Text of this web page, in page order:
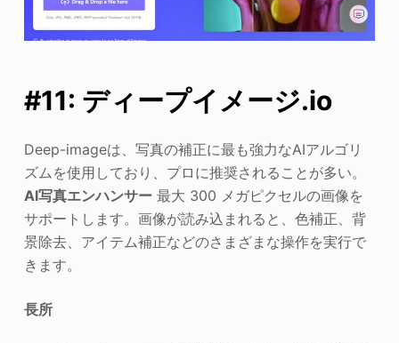
#11: ディープイメージ.io
Deep-imageは、写真の補正に最も強力なAIアルゴリ
ズムを使用しており、プロに推奨されることが多い。
AI写真エンハンサー最大 300 メガピクセルの画像を
サポートします。画像が読み込まれると、色補正、背
景除去、アイテム補正などのさまざまな操作を実行で
きます。
長所